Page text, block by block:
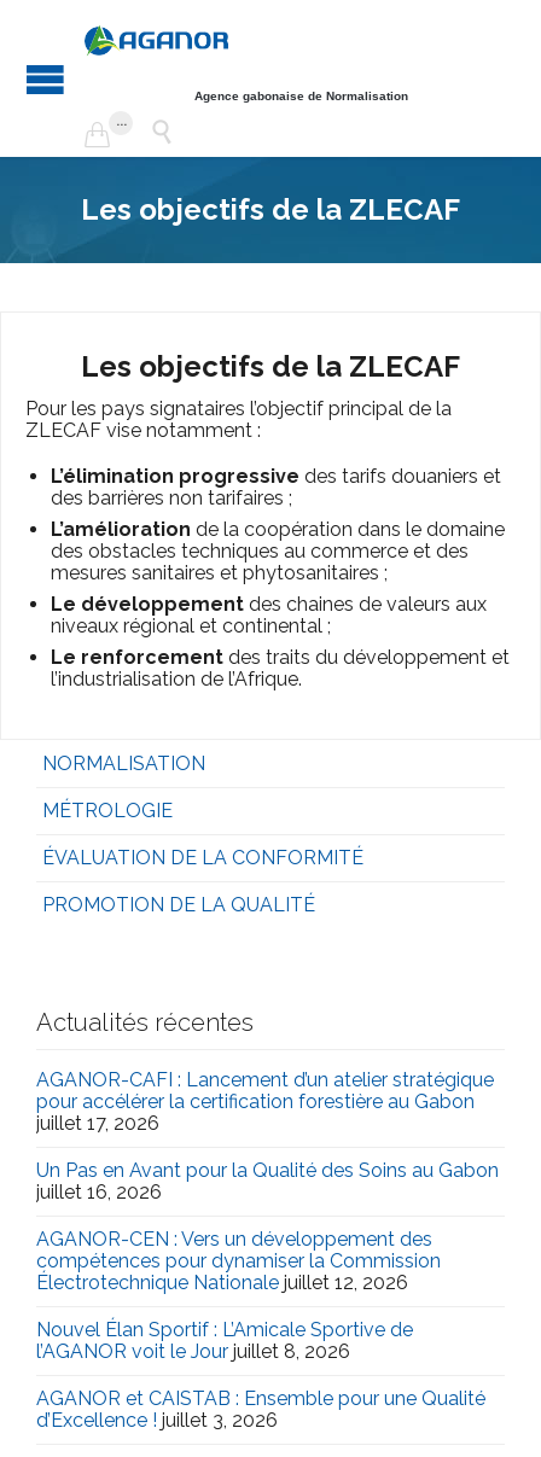
Agence gabonaise de Normalisation

... 
Les objectifs de la ZLECAF
Les objectifs de la ZLECAF
Pour les pays signataires l’objectif principal de la
ZLECAF vise notamment :
L’élimination progressive des tarifs douaniers et
des barrières non tarifaires ;
L’amélioration de la coopération dans le domaine
des obstacles techniques au commerce et des
mesures sanitaires et phytosanitaires ;
Le développementdes chaines de valeurs aux
niveaux régional et continental ;
Le renforcementdes traits du développement et
l’industrialisation de l’Afrique.
NORMALISATION
MÉTROLOGIE
ÉVALUATION DE LA CONFORMITÉ
PROMOTION DE LA QUALITÉ
Actualités récentes
AGANOR-CAFI : Lancement d’un atelier stratégique
pour accélérer la certification forestière au Gabon
juillet 17, 2026
Un Pas en Avant pour la Qualité des Soins au Gabon
juillet 16, 2026
AGANOR-CEN : Vers un développement des
compétences pour dynamiser la Commission
Électrotechnique Nationale juillet 12, 2026
Nouvel Élan Sportif : L’Amicale Sportive de
l’AGANOR voit le Jour juillet 8, 2026
AGANOR et CAISTAB : Ensemble pour une Qualité
d’Excellence ! juillet 3, 2026